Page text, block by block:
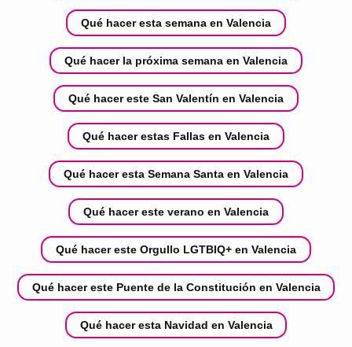
Qué hacer esta semana en Valencia
Qué hacer la próxima semana en Valencia
Qué hacer este San Valentín en Valencia
Qué hacer estas Fallas en Valencia
Qué hacer esta Semana Santa en Valencia
Qué hacer este verano en Valencia
Qué hacer este Orgullo LGTBIQ+ en Valencia
Qué hacer este Puente de la Constitución en Valencia
Qué hacer esta Navidad en Valencia